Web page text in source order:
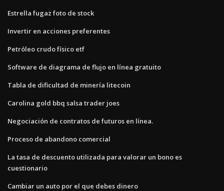
Estrella fugaz foto de stock
Invertir en acciones preferentes
Petróleo crudo físico etf
Software de diagrama de flujo en línea gratuito
Tabla de dificultad de minería litecoin
Carolina gold bbq salsa trader joes
Negociación de contratos de futuros en línea.
Proceso de abandono comercial
La tasa de descuento utilizada para valorar un bono es
cuestionario
Cambiar un auto por el que debes dinero